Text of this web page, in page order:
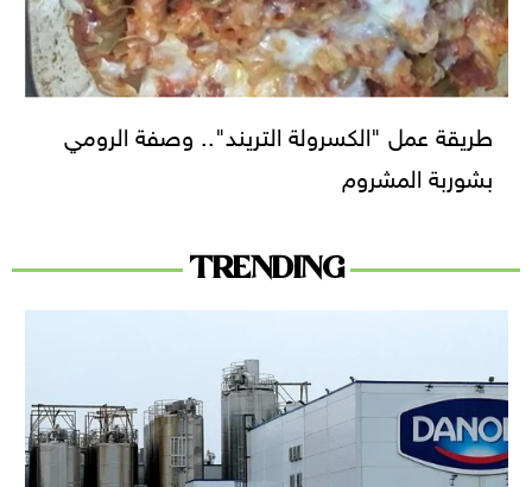
طريقة عمل "الكسرولة التريند".. وصفة الرومي
بشوربة المشروم
TRENDING